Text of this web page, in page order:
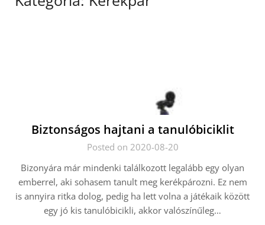
Biztonságos hajtani a tanulóbiciklit
Posted on 2020-08-20
Bizonyára már mindenki találkozott legalább egy olyan
emberrel, aki sohasem tanult meg kerékpározni. Ez nem
is annyira ritka dolog, pedig ha lett volna a játékaik között
egy jó kis tanulóbicikli, akkor valószínűleg…